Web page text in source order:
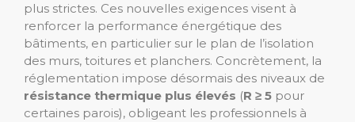
plus strictes. Ces nouvelles exigences visent à
renforcer la performance énergétique des
bâtiments, en particulier sur le plan de l’isolation
des murs, toitures et planchers. Concrètement, la
réglementation impose désormais des niveaux de
résistance thermique plus élevés (R ≥ 5 pour
certaines parois), obligeant les professionnels à